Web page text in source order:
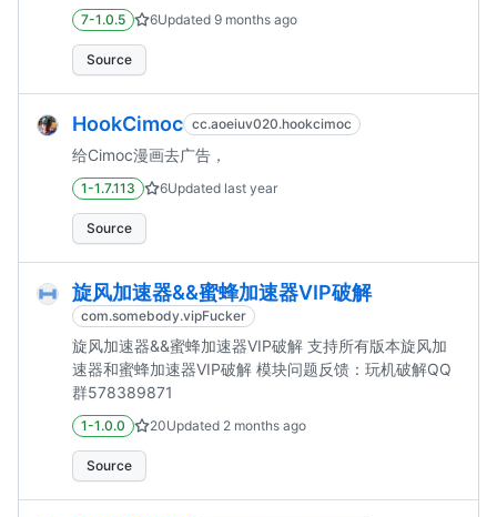
7-1.0.5 6Updated 9 months ago
Source
HookCimoc cc.aoeiuv020.hookcimoc
给Cimoc漫画去广告，
1-1.7.113 6Updated last year
Source
旋风加速器&&蜜蜂加速器VIP破解
com.somebody.vipFucker
旋风加速器&&蜜蜂加速器VIP破解 支持所有版本旋风加
速器和蜜蜂加速器VIP破解 模块问题反馈：玩机破解QQ
群578389871
1-1.0.0 20Updated 2 months ago
Source